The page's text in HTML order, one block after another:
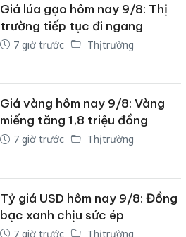
Giá lúa gạo hôm nay 9/8: Thị
trường tiếp tục đi ngang
7 giờ trước Thị trường
Giá vàng hôm nay 9/8: Vàng
miếng tăng 1,8 triệu đồng
7 giờ trước Thị trường
Tỷ giá USD hôm nay 9/8: Đồng
bạc xanh chịu sức ép
7 giờ trước Thị trường